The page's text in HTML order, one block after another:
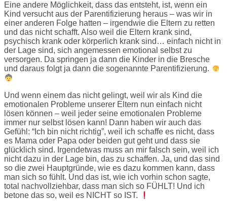
Eine andere Möglichkeit, dass das entsteht, ist, wenn ein
Kind versucht aus der Parentifizierung heraus – was wir in
einer anderen Folge hatten – irgendwie die Eltern zu retten
und das nicht schafft. Also weil die Eltern krank sind,
psychisch krank oder körperlich krank sind… einfach nicht in
der Lage sind, sich angemessen emotional selbst zu
versorgen. Da springen ja dann die Kinder in die Bresche
und daraus folgt ja dann die sogenannte Parentifizierung.
Und wenn einem das nicht gelingt, weil wir als Kind die
emotionalen Probleme unserer Eltern nun einfach nicht
lösen können – weil jeder seine emotionalen Probleme
immer nur selbst lösen kann! Dann haben wir auch das
Gefühl: “Ich bin nicht richtig”, weil ich schaffe es nicht, dass
es Mama oder Papa oder beiden gut geht und dass sie
glücklich sind. Irgendetwas muss an mir falsch sein, weil ich
nicht dazu in der Lage bin, das zu schaffen. Ja, und das sind
so die zwei Hauptgründe, wie es dazu kommen kann, dass
man sich so fühlt. Und das ist, wie ich vorhin schon sagte,
total nachvollziehbar, dass man sich so FÜHLT! Und ich
betone das so, weil es NICHT so IST.